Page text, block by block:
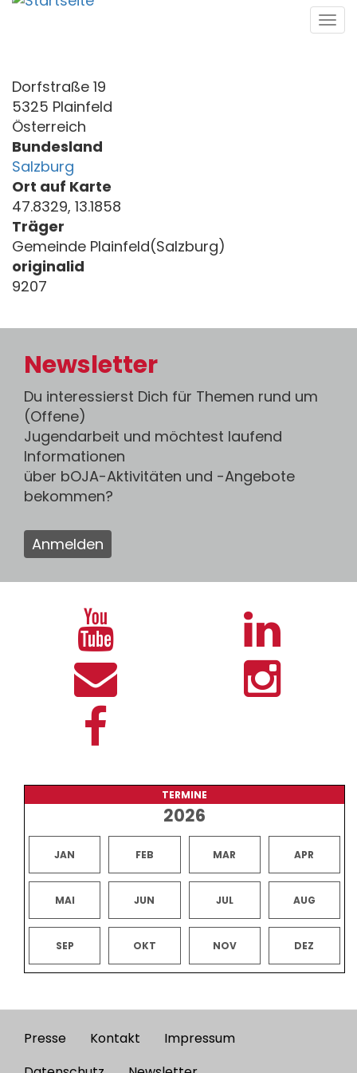
Direkt
Dorfstraße 19
5325 Plainfeld
Österreich
Bundesland
Salzburg
Ort auf Karte
47.8329, 13.1858
Träger
Gemeinde Plainfeld(Salzburg)
originalid
9207
Newsletter
Du interessierst Dich für Themen rund um
(Offene)
Jugendarbeit und möchtest laufend
Informationen
über bOJA-Aktivitäten und -Angebote
bekommen?
Anmelden
TERMINE
2026
JAN FEB MAR APR
MAI JUN JUL AUG
SEP OKT NOV DEZ
Footer
Presse Kontakt
Impressum